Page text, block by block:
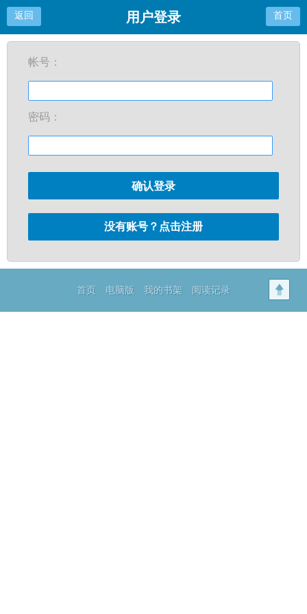
返回 用户登录 首页
帐号：
密码：
确认登录
没有账号？点击注册
首页 电脑版 我的书架 阅读记录